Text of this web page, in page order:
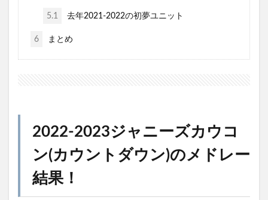
5.1 去年2021-2022の初夢ユニット
6 まとめ
2022-2023ジャニーズカウコ
ン(カウントダウン)のメドレー
結果！